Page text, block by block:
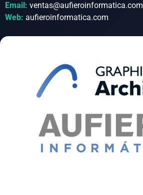
Email: ventas@aufieroinformatica.com
Web: aufieroinformatica.com